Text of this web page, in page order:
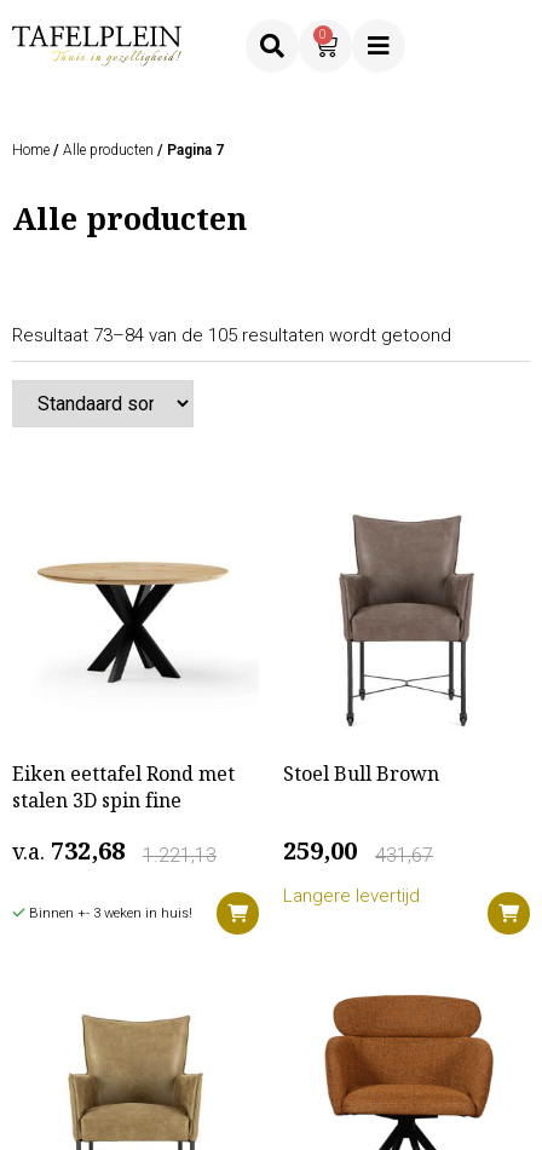
0
Home / Alle producten / Pagina 7
Alle producten
Resultaat 73–84 van de 105 resultaten wordt getoond
Eiken eettafel Rond met
stalen 3D spin fine
v.a. 1.221,13
732,68
Binnen +- 3 weken in huis!
Stoel Bull Brown
431,67
259,00
Langere levertijd